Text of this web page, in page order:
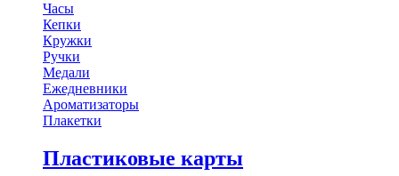
Часы
Кепки
Кружки
Ручки
Медали
Ежедневники
Ароматизаторы
Плакетки
Пластиковые карты